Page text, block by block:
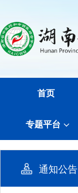
首页
专题平台
通知公告